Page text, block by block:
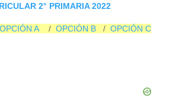
2° PRIMARIA 2022
OPCIÓN A/ OPCIÓN B/ OPCIÓN C